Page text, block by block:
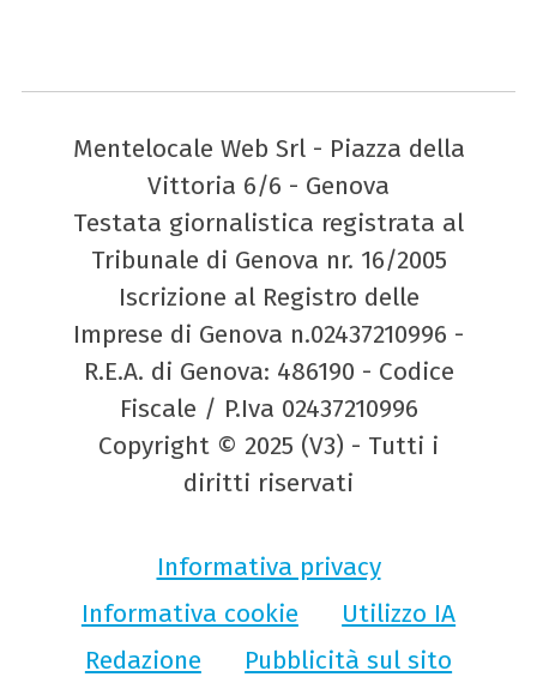
Mentelocale Web Srl - Piazza della
Vittoria 6/6 - Genova
Testata giornalistica registrata al
Tribunale di Genova nr. 16/2005
Iscrizione al Registro delle
Imprese di Genova n.02437210996 -
R.E.A. di Genova: 486190 - Codice
Fiscale / P.Iva 02437210996
Copyright © 2025 (V3) - Tutti i
diritti riservati
Informativa privacy
Informativa cookie
Utilizzo IA
Redazione
Pubblicità sul sito